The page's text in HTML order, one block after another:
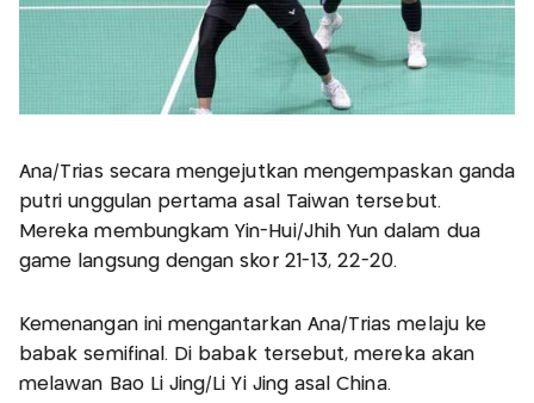
Ana/Trias secara mengejutkan mengempaskan ganda
putri unggulan pertama asal Taiwan tersebut.
Mereka membungkam Yin-Hui/Jhih Yun dalam dua
game langsung dengan skor 21-13, 22-20.
Kemenangan ini mengantarkan Ana/Trias melaju ke
babak semifinal. Di babak tersebut, mereka akan
melawan Bao Li Jing/Li Yi Jing asal China.